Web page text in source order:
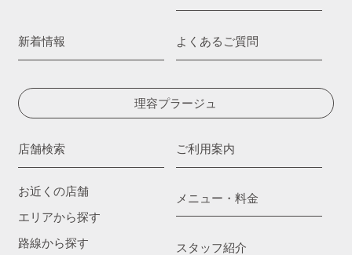
新着情報 よくあるご質問
理容プラージュ
店舗検索
お近くの店舗
エリアから探す
路線から探す
ご利用案内
メニュー・料金
スタッフ紹介